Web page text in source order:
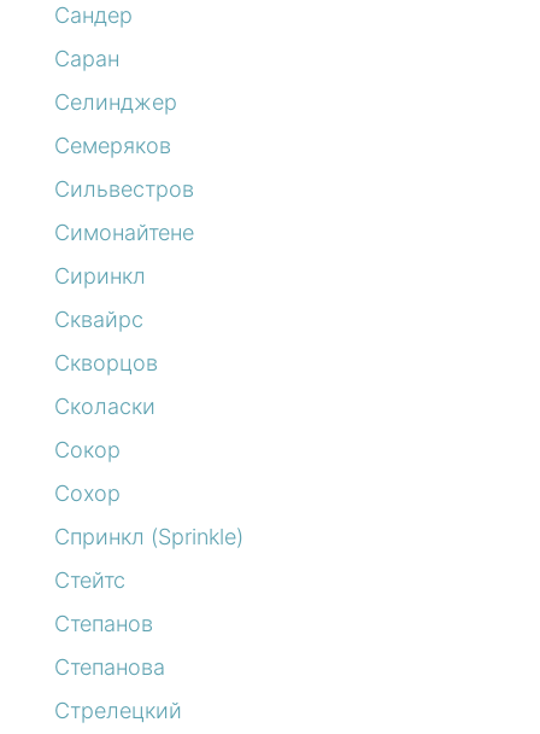
Сандер
Саран
Селинджер
Семеряков
Сильвестров
Симонайтене
Сиринкл
Сквайрс
Скворцов
Сколаски
Сокор
Сохор
Спринкл (Sprinkle)
Стейтс
Степанов
Степанова
Стрелецкий